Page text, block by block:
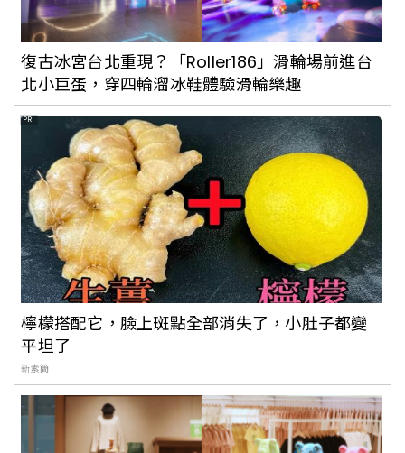
復古冰宮台北重現？「Roller186」滑輪場前進台
北小巨蛋，穿四輪溜冰鞋體驗滑輪樂趣
PR
檸檬搭配它，臉上斑點全部消失了，小肚子都變
平坦了
新素簡